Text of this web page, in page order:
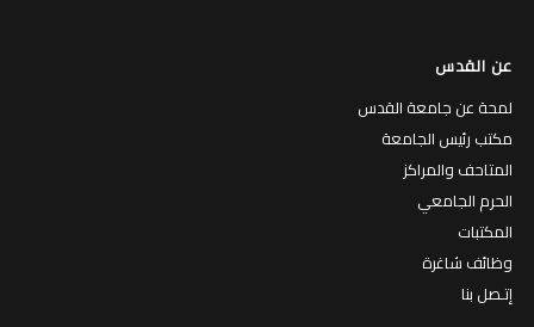
عن القدس
لمحة عن جامعة القدس
مكتب رئيس الجامعة
المتاحف والمراكز
الحرم الجامعي
المكتبات
وظائف شاغرة
إتـصل بنا